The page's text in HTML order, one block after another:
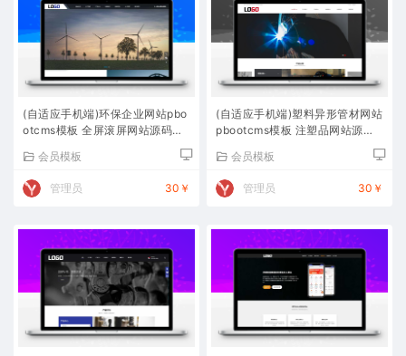
(自适应手机端)环保企业网站pbo
otcms模板 全屏滚屏网站源码下
会员模板
管理员 30￥
(自适应手机端)塑料异形管材网站
pbootcms模板 注塑品网站源码
会员模板
管理员 30￥